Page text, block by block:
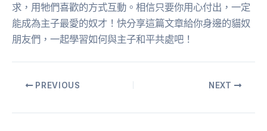
求，用牠們喜歡的方式互動。相信只要你用心付出，一定
能成為主子最愛的奴才！快分享這篇文章給你身邊的貓奴
朋友們，一起學習如何與主子和平共處吧！
PREVIOUS NEXT